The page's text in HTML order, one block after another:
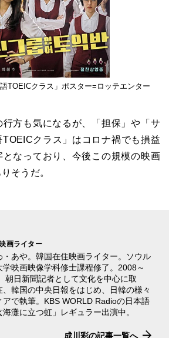
TOEICクラス」ポスター=ロッテエンター
方も気になるが、「担保」や「サ
TOEICクラス」はコロナ禍でも損益
なっており、今後この規模の映画
そうだ。
画ライター
・あや。韓国在住映画ライター。ソウル
学映画映像学科修士課程修了。2008～
朝日新聞記者として文化を中心に取
、韓国の中央日報をはじめ、日韓の様々
アで執筆。KBS WORLD Radioの日本語
灘に立つ虹」レギュラー出演中。
成川彩の記事一覧へ